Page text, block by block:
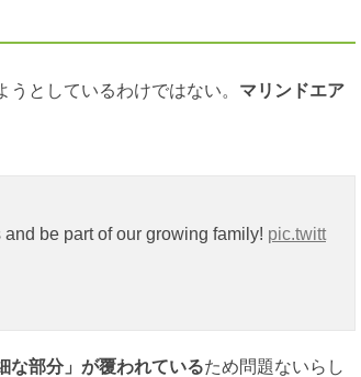
としているわけではない。 マリンドエア
be part of our growing family! pic.twitt
な部分」が覆われているため問題ないらし